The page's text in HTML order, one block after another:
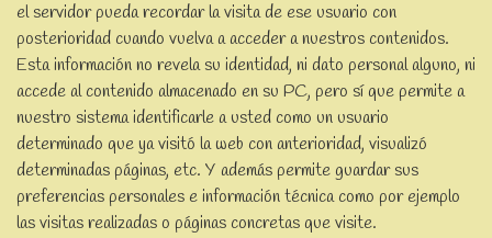
el servidor pueda recordar la visita de ese usuario con
posterioridad cuando vuelva a acceder a nuestros contenidos.
Esta información no revela su identidad, ni dato personal alguno, ni
accede al contenido almacenado en su PC, pero sí que permite a
nuestro sistema identificarle a usted como un usuario
determinado que ya visitó la web con anterioridad, visualizó
determinadas páginas, etc. Y además permite guardar sus
preferencias personales e información técnica como por ejemplo
las visitas realizadas o páginas concretas que visite.